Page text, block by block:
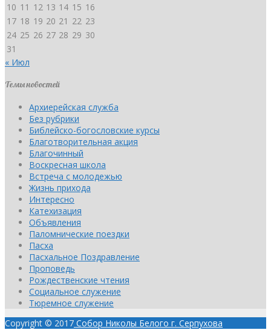
10 11 12 13 14 15 16
17 18 19 20 21 22 23
24 25 26 27 28 29 30
31
« Июл
Темы новостей
Архиерейская служба
Без рубрики
Библейско-богословские курсы
Благотворительная акция
Благочинный
Воскресная школа
Встреча с молодежью
Жизнь прихода
Интересно
Катехизация
Объявления
Паломнические поездки
Пасха
Пасхальное Поздравление
Проповедь
Рождественские чтения
Социальное служение
Тюремное служение
Copyright © 2017 Собор Николы Белого г. Серпухова